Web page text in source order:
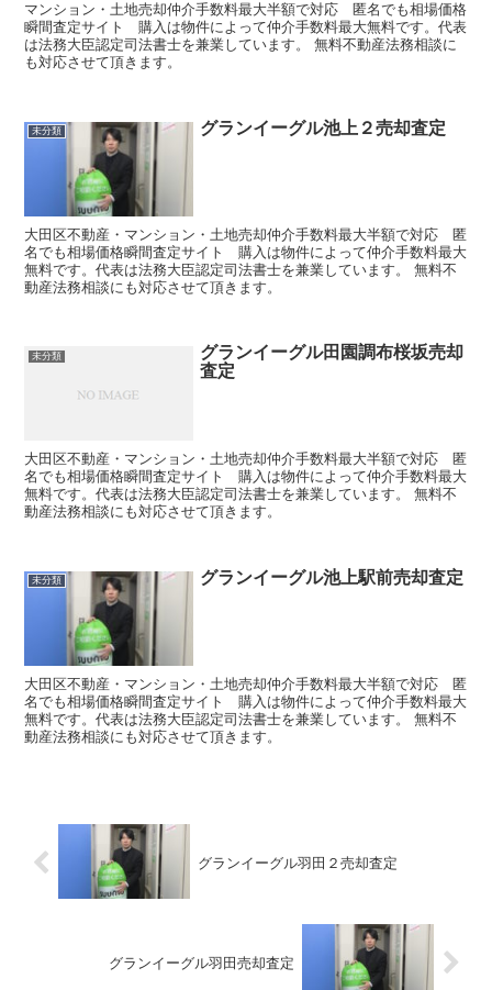
マンション・土地売却仲介手数料最大半額で対応 匿名でも相場価格
瞬間査定サイト 購入は物件によって仲介手数料最大無料です。代表
は法務大臣認定司法書士を兼業しています。 無料不動産法務相談に
も対応させて頂きます。
未分類 グランイーグル池上２売却査定
大田区不動産・マンション・土地売却仲介手数料最大半額で対応 匿
名でも相場価格瞬間査定サイト 購入は物件によって仲介手数料最大
無料です。代表は法務大臣認定司法書士を兼業しています。 無料不
動産法務相談にも対応させて頂きます。
未分類
グランイーグル田園調布桜坂売却
査定
大田区不動産・マンション・土地売却仲介手数料最大半額で対応 匿
名でも相場価格瞬間査定サイト 購入は物件によって仲介手数料最大
無料です。代表は法務大臣認定司法書士を兼業しています。 無料不
動産法務相談にも対応させて頂きます。
未分類 グランイーグル池上駅前売却査定
大田区不動産・マンション・土地売却仲介手数料最大半額で対応 匿
名でも相場価格瞬間査定サイト 購入は物件によって仲介手数料最大
無料です。代表は法務大臣認定司法書士を兼業しています。 無料不
動産法務相談にも対応させて頂きます。
グランイーグル羽田２売却査定
グランイーグル羽田売却査定